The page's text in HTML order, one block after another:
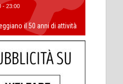
- 23:00
il 50 anni di attività